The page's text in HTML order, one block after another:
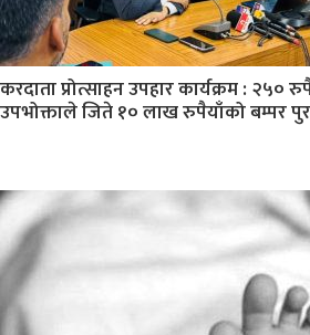
करदाता प्रोत्साहन उपहार कार्यक्रम : २५०
उपभोक्ताले जिते १० लाख रुपैयाँको बम्पर